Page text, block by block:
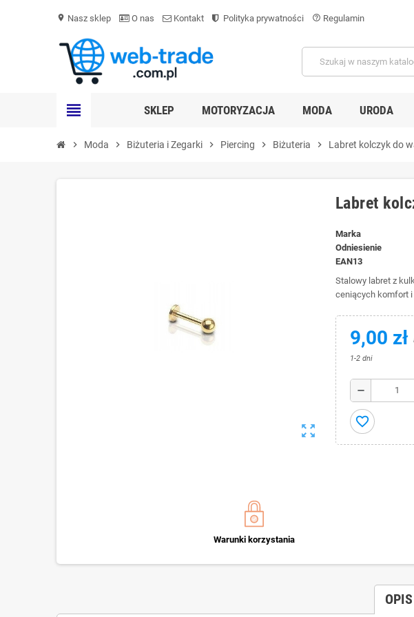
location_on Nasz sklep O nas Kontakt Polityka prywatności help_outline Regulamin
view_headline SKLEP MOTORYZACJA MODA URODA
chevron_right Moda chevron_right Biżuteria i Zegarki chevron_right Piercing chevron_right Biżuteria chevron_right Labret kolczyk do
zoom_out_map
Labret
Marka
Odniesienie
EAN13
Stalowy labret z
ceniących komfort i
9,00 zł
1-2 dni
remove
favorite_border
Warunki korzystania
OPIS